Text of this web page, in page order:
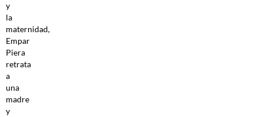
y
la
maternidad,
Empar
Piera
retrata
a
una
madre
y